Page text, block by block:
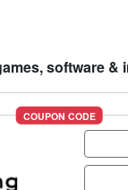
software &
COUPON CODE